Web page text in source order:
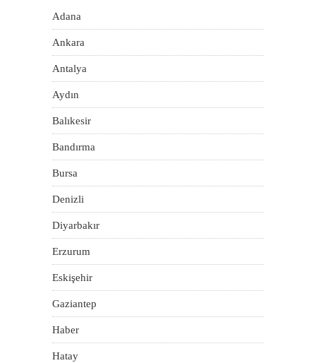
Adana
Ankara
Antalya
Aydın
Balıkesir
Bandırma
Bursa
Denizli
Diyarbakır
Erzurum
Eskişehir
Gaziantep
Haber
Hatay